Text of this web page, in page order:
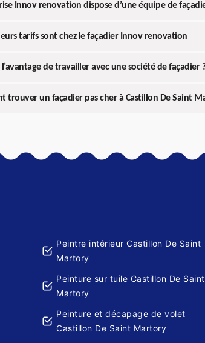
Innov renovation dispose d’une équipe de
tarifs sont chez le façadier Innov renovation
de travailler avec une société de façadier ?
trouver un façadier pas cher à Castillon De Saint
Peintre intérieur Castillon De Saint
Martory
Peinture sur tuile Castillon De Saint
Martory
Peinture et décapage de volet
Castillon De Saint Martory